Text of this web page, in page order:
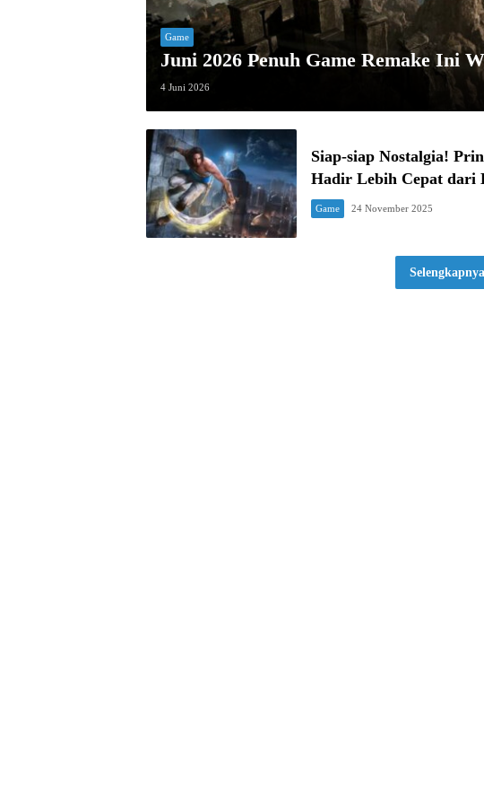
Game
Juni 2026 Penuh Game Remake Ini
4 Juni 2026
Siap-siap Nostalgia!
Hadir Lebih Cepat dari
Game 24 November 2025
Selengkapnya